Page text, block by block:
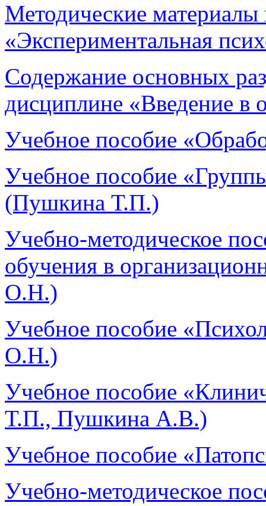
Методические
«Экспериментальная
Содержание основных
дисциплине «Введение в
Учебное пособие
Учебное пособие
(Пушкина Т.П.)
Учебно-методическое
обучения в
О.Н.)
Учебное пособие
О.Н.)
Учебное пособие
Т.П., Пушкина А.В.)
Учебное пособие
Учебно-методическое